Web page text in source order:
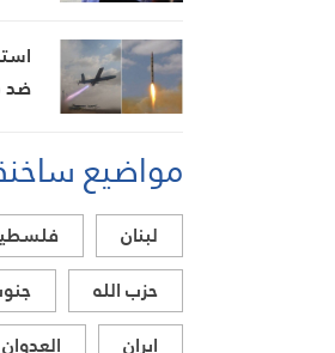
ضد
مواضيع
لبنان
حزب الله
ايران